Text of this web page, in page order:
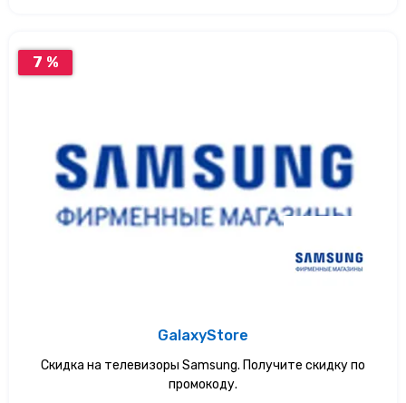
7 %
GalaxyStore
Скидка на телевизоры Samsung. Получите скидку по
промокоду.